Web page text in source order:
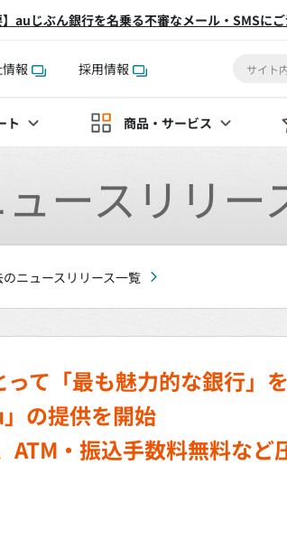
auじぶん銀行を名乗る不審なメール・SMSに
報 採用情報
ト 商品・サービス
ースリリー
のニュースリリース一覧
て「最も魅力的な銀行」
の提供を開始
ATM・振込手数料無料など